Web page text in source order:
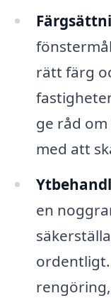
rätt färg
ge råd
med att
en